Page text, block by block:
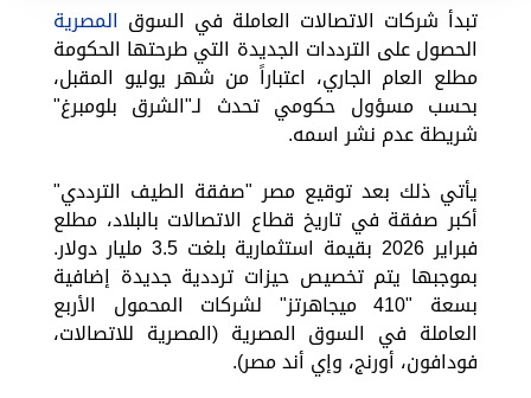
تبدأ شركات الاتصالات العاملة في السوق المصرية
الحصول على الترددات الجديدة التي طرحتها الحكومة
مطلع العام الجاري، اعتباراً من شهر يوليو المقبل،
بحسب مسؤول حكومي تحدث لـ"الشرق بلومبرغ"
شريطة عدم نشر اسمه.
يأتي ذلك بعد توقيع مصر "صفقة الطيف الترددي"
أكبر صفقة في تاريخ قطاع الاتصالات بالبلاد، مطلع
فبراير 2026 بقيمة استثمارية بلغت 3.5 مليار دولار.
بموجبها يتم تخصيص حيزات ترددية جديدة إضافية
بسعة "410 ميجاهرتز" لشركات المحمول الأربع
العاملة في السوق المصرية (المصرية للاتصالات،
فودافون، أورنج، وإي أند مصر).